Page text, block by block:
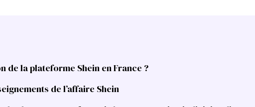
de la plateforme Shein en France ?
de l’affaire Shein